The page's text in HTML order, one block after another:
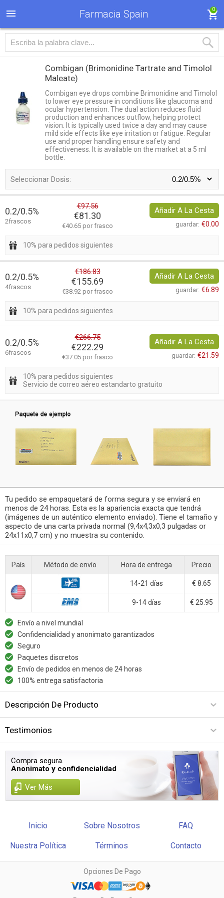
Farmacia Spain 0
Combigan (Brimonidine Tartrate and Timolol
Maleate)
Combigan eye drops combine Brimonidine and Timolol
to lower eye pressure in conditions like glaucoma and
ocular hypertension. The dual action reduces fluid
production and enhances outflow, helping protect
vision. It is typically used twice a day and may cause
mild side effects like eye irritation or fatigue. Regular
use and proper handling ensure safety and
effectiveness. It is available on the market at a 5 ml
bottle.
Seleccionar Dosis:
0.2/0.5%
2frascos
€97.56
€81.30
€40.65 por frasco
Añadir A La Cesta
guardar: €0.00
10% para pedidos siguientes
0.2/0.5%
4frascos
€186.83
€155.69
€38.92 por frasco
Añadir A La Cesta
guardar: €6.89
10% para pedidos siguientes
0.2/0.5%
6frascos
€266.75
€222.29
€37.05 por frasco
Añadir A La Cesta
guardar: €21.59
10% para pedidos siguientes
Servicio de correo aéreo estandarto gratuito
Tu pedido se empaquetará de forma segura y se enviará en
menos de 24 horas. Esta es la apariencia exacta que tendrá
(imágenes de un auténtico elemento enviado). Tiene el tamaño y
aspecto de una carta privada normal (9,4x4,3x0,3 pulgadas or
24x11x0,7 cm) y no muestra su contenido.
País Método de envío Hora de entrega Precio
14-21 días € 8.65
9-14 días € 25.95
Envío a nivel mundial
Confidencialidad y anonimato garantizados
Seguro
Paquetes discretos
Envío de pedidos en menos de 24 horas
100% entrega satisfactoria
Descripción De Producto
Testimonios
Compra segura.
Anonimato y confidencialidad
Ver Más
Inicio Sobre Nosotros FAQ
Nuestra Política Términos Contacto
Opciones De Pago